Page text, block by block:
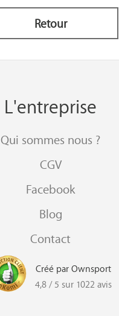
Retour
L'entreprise
Qui sommes nous ?
CGV
Facebook
Blog
Contact
Créé par Ownsport
4,8 / 5 sur 1022 avis